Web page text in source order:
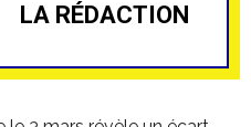
LA RÉDACTION